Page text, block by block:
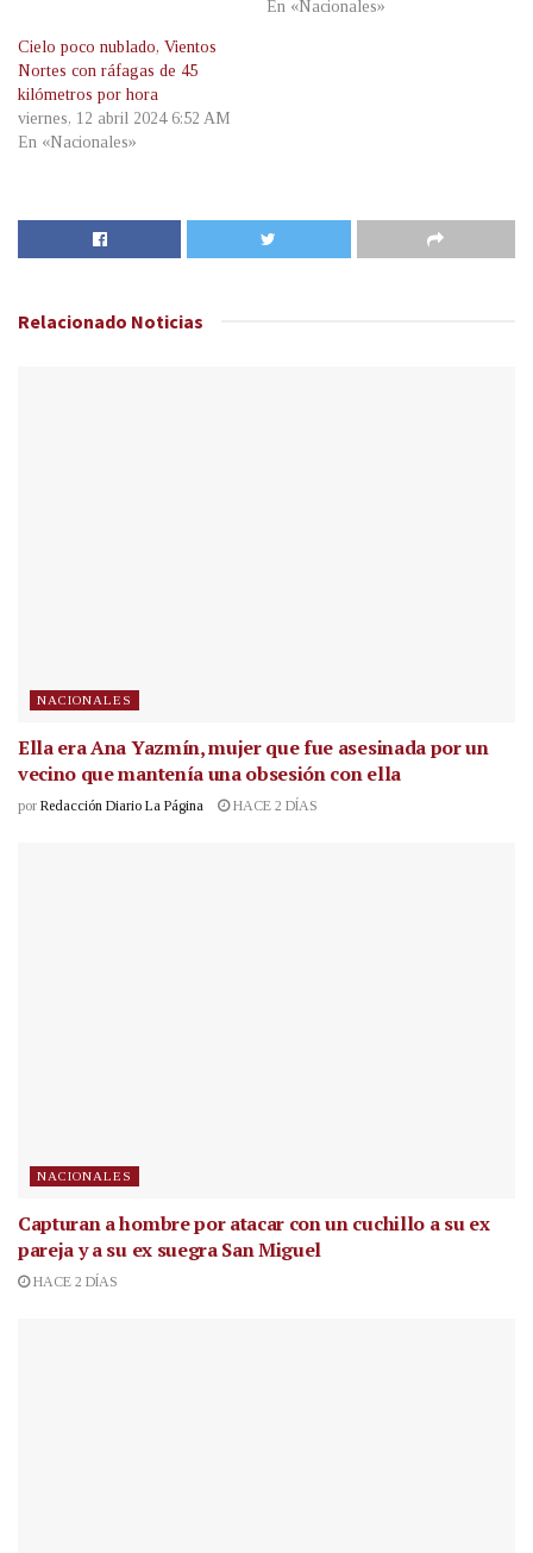
En «Nacionales»
Cielo poco nublado, Vientos
Nortes con ráfagas de 45
kilómetros por hora
viernes, 12 abril 2024 6:52 AM
En «Nacionales»
Relacionado Noticias
NACIONALES
Ella era Ana Yazmín, mujer que fue asesinada por un
vecino que mantenía una obsesión con ella
por Redacción Diario La Página HACE 2 DÍAS
NACIONALES
Capturan a hombre por atacar con un cuchillo a su ex
pareja y a su ex suegra San Miguel
HACE 2 DÍAS